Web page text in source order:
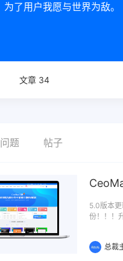
为了用户我愿与世界为敌。
文章 34
问题 帖子
5.0版本
份！！！
总裁